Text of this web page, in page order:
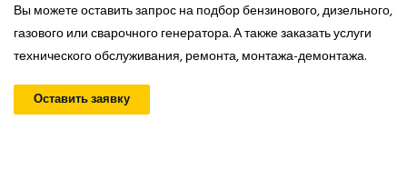
Вы можете оставить запрос на подбор бензинового, дизельного,
газового или сварочного генератора. А также заказать услуги
технического обслуживания, ремонта, монтажа-демонтажа.
Оставить заявку